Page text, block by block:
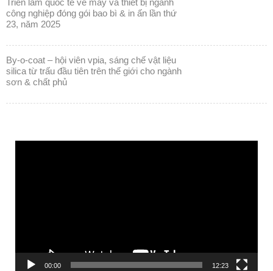
công nghiệp đóng gói bao bì & in ấn lần thứ
23, năm 2025
by-o-coat – hội viên vpia, sáng chế vật liệu
silica từ trấu đầu tiên trên thế giới cho ngành
sơn & chất phủ
00:00 12:23